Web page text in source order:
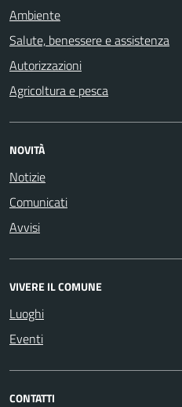
Ambiente
Salute, benessere e assistenza
Autorizzazioni
Agricoltura e pesca
NOVITÀ
Notizie
Comunicati
Avvisi
VIVERE IL COMUNE
Luoghi
Eventi
CONTATTI